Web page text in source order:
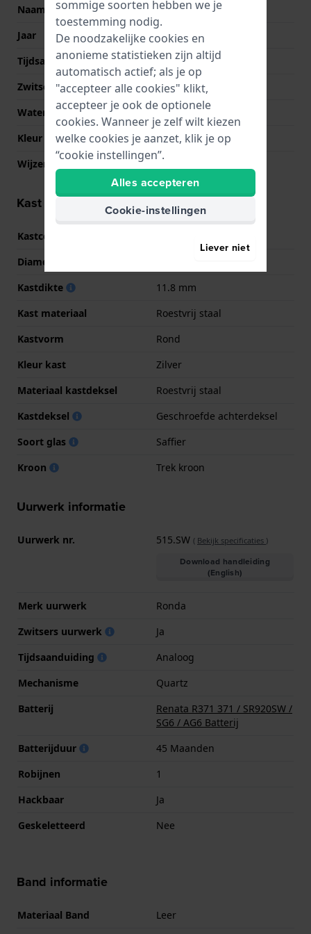
Naam
Undercover
Jaar
2016 Lente/Zomer
Tijdsaanduiding
Analoog
Zwitsers fabricaat
Ja
Waterdichtheid
10 Bar (zwemmen)
Kleur wijzerplaat
Beige
Wijzer kleuren (u,m,s)
Wit, Wit, Zilver
Kast informatie
Kastcode
Diameter
Kastdikte
11.8 mm
Kast materiaal
Roestvrij staal
Kastvorm
Rond
Kleur kast
Zilver
Materiaal kastdeksel
Roestvrij staal
Kastdeksel
Geschroefde achterdeksel
Soort glas
Saffier
Kroon
Trek kroon
Uurwerk informatie
Uurwerk nr. 515.SW ( Bekijk specificaties )
Download handleiding
(English)
Merk uurwerk
Ronda
Zwitsers uurwerk
Ja
Tijdsaanduiding
Analoog
Mechanisme
Quartz
Batterij
Renata R371 371 / SR920SW /
SG6 / AG6 Batterij
Batterijduur
45 Maanden
Robijnen
1
Hackbaar
Ja
Geskeletteerd
Nee
Band informatie
Materiaal Band
Leer
sommige soorten hebben we je
toestemming nodig.
De noodzakelijke cookies en
anonieme statistieken zijn altijd
automatisch actief; als je op
"accepteer alle cookies" klikt,
accepteer je ook de optionele
cookies. Wanneer je zelf wilt kiezen
welke cookies je aanzet, klik je op
“cookie instellingen”.
Alles accepteren
Cookie-instellingen
Liever niet